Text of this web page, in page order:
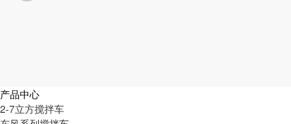
产品中心
2-7立方搅拌车